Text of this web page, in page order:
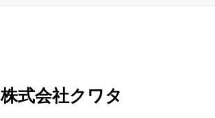
株式会社クワタ